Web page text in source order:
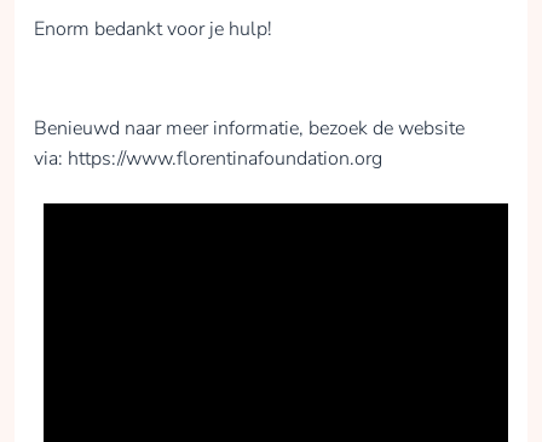
Enorm bedankt voor je hulp!
Benieuwd naar meer informatie, bezoek de website
via: https://www.florentinafoundation.org